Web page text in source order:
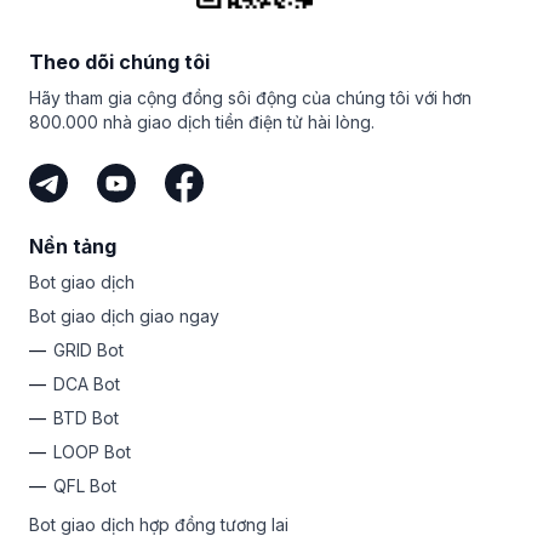
giao dịch tiên tiến mà nhiều sàn giao dịch tiền mã hóa
Scaled và TWAP đến các bot giao dịch như hợp đồng
DCA
tài nguyên để khám phá!
Facebook,Instagram
của sàn giao dịch, phân tích thị trường và cuộc thi mới
nhất của chúng tôi, nơi bạn có thể giành được những giải
thưởng hấp dẫn.
Theo dõi chúng tôi
Hãy tham gia cộng đồng sôi động của chúng tôi với hơn
800.000 nhà giao dịch tiền điện tử hài lòng.
Nền tảng
Bot giao dịch
Bot giao dịch giao ngay
GRID Bot
DCA Bot
BTD Bot
LOOP Bot
QFL Bot
Bot giao dịch hợp đồng tương lai